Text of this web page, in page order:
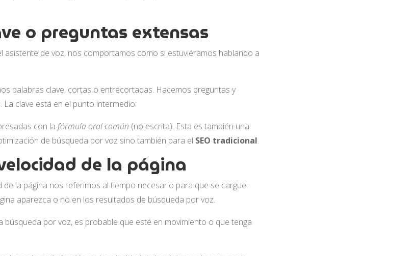
o preguntas extensas
asistente de voz, nos comportamos como si estuviéramos hablando a
palabras clave, cortas o entrecortadas. Hacemos preguntas y
clave está en el punto intermedio:
con lafórmula oral común (no escrita). Esta es también una
de búsqueda por voz sino también para el SEO tradicional.
de la página
de la página nos referimos al tiempo necesario para que se cargue.
aparezca o no en los resultados de búsqueda por voz.
búsqueda por voz, es probable que esté en movimiento o que tenga